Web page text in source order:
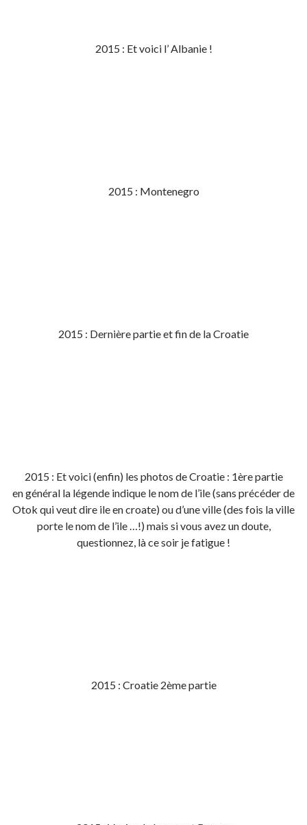
2015 : Et voici l’ Albanie !
2015 : Montenegro
2015 : Dernière partie et fin de la Croatie
2015 : Et voici (enfin) les photos de Croatie : 1ère partie
en général la légende indique le nom de l’ile (sans précéder de
Otok qui veut dire ile en croate) ou d’une ville (des fois la ville
porte le nom de l’ile …!) mais si vous avez un doute,
questionnez, là ce soir je fatigue !
2015 : Croatie 2ème partie